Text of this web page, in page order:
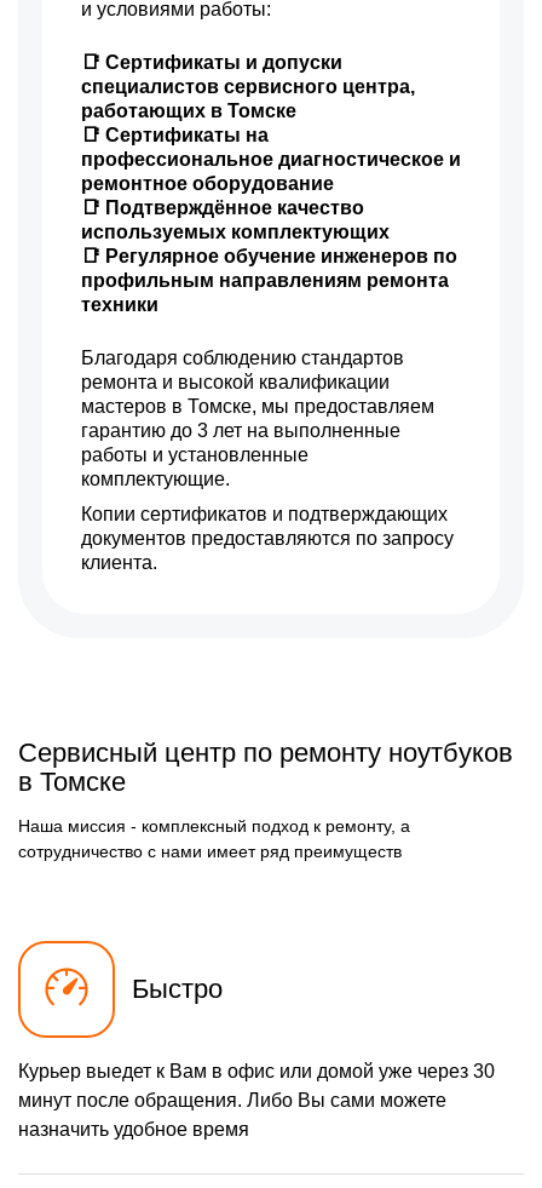
и условиями работы:
📑 Сертификаты и допуски
специалистов сервисного центра,
работающих в Томске
📑 Сертификаты на
профессиональное диагностическое и
ремонтное оборудование
📑 Подтверждённое качество
используемых комплектующих
📑 Регулярное обучение инженеров по
профильным направлениям ремонта
техники
Благодаря соблюдению стандартов
ремонта и высокой квалификации
мастеров в Томске, мы предоставляем
гарантию до 3 лет на выполненные
работы и установленные
комплектующие.
Копии сертификатов и подтверждающих
документов предоставляются по запросу
клиента.
Сервисный центр по ремонту ноутбуков
в Томске
Наша миссия - комплексный подход к ремонту, а
сотрудничество с нами имеет ряд преимуществ
Быстро
Курьер выедет к Вам в офис или домой уже через 30
минут после обращения. Либо Вы сами можете
назначить удобное время